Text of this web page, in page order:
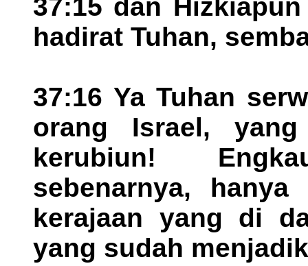
37:15 dan
hadirat Tuhan,
37:16 Ya Tuhan
orang Israel,
kerubiun!
sebenarnya,
kerajaan yang di
yang sudah